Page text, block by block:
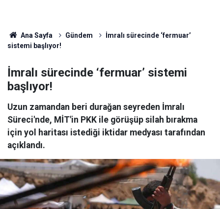
Ana Sayfa Gündem
İmralı sürecinde ‘fermuar’
sistemi başlıyor!
İmralı sürecinde ‘fermuar’ sistemi
başlıyor!
Uzun zamandan beri durağan seyreden İmralı
Süreci'nde, MİT'in PKK ile görüşüp silah bırakma
için yol haritası istediği iktidar medyası tarafından
açıklandı.